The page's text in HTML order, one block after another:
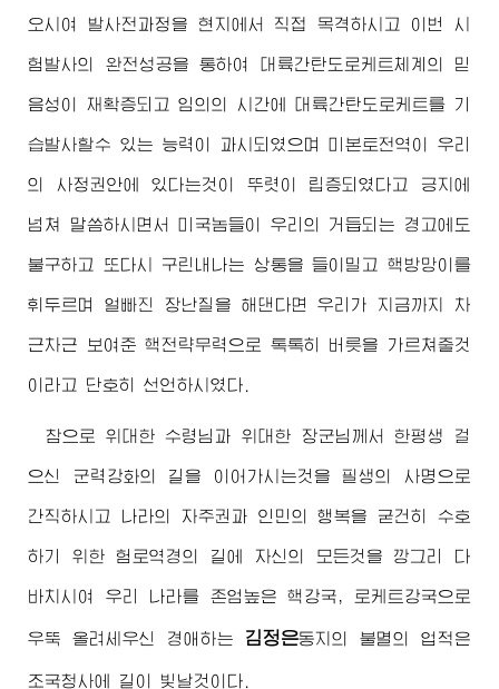
오시여 발사전과정을 현지에서 직접 목격하시고 이번 시
험발사의 완전성공을 통하여 대륙간탄도로케트체계의 믿
음성이 재확증되고 임의의 시간에 대륙간탄도로케트를 기
습발사할수 있는 능력이 과시되였으며 미본토전역이 우리
의 사정권안에 있다는것이 뚜렷이 립증되였다고 긍지에
넘쳐 말씀하시면서 미국놈들이 우리의 거듭되는 경고에도
불구하고 또다시 구린내나는 상통을 들이밀고 핵방망이를
휘두르며 얼빠진 장난질을 해댄다면 우리가 지금까지 차
근차근 보여준 핵전략무력으로 톡톡히 버릇을 가르쳐줄것
이라고 단호히 선언하시였다.
참으로 위대한 수령님 과위대한 장군님 께서 한평생 걸
으신 군력강화의 길을 이어가시는것을 필생의 사명으로
간직하시고 나라의 자주권과 인민의 행복을 굳건히 수호
하기 위한 험로역경의 길에 자신의 모든것을 깡그리 다
바치시여 우리 나라를 존엄높은 핵강국, 로케트강국으로
우뚝 올려세우신 경애하는 김정은동지 의 불멸의 업적은
조국청사에 길이 빛날것이다.